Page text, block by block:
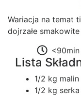
Wariacja na temat
dojrzałe
<90min
Lista
1/2 kg malin
1/2 kg